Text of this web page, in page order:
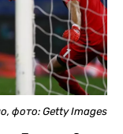
фото: Getty Images